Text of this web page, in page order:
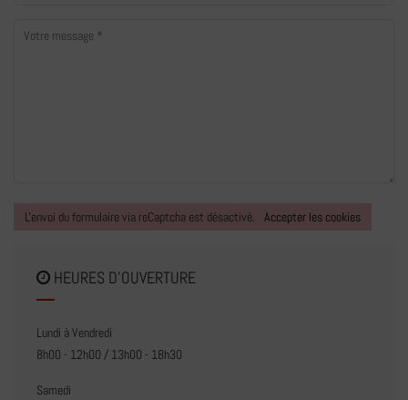
L'envoi du formulaire via reCaptcha est désactivé. Accepter les cookies
HEURES D'OUVERTURE
Lundi à Vendredi
8h00 - 12h00 / 13h00 - 18h30
Samedi